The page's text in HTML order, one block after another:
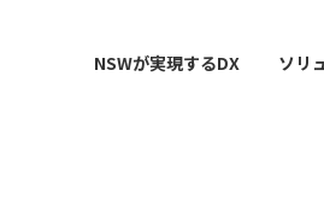
NSWが実現するDX ソリ